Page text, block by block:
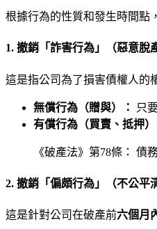
根據行為的性質和發生時間點
1. 撤銷「詐害行為」（惡意脫
這是指公司為了損害債權人的
無償行為（贈與）：
只
有償行為（買賣、抵押）
《破產法》第78條：
2. 撤銷「偏頗行為」（不公平
這是針對公司在破產前六個月